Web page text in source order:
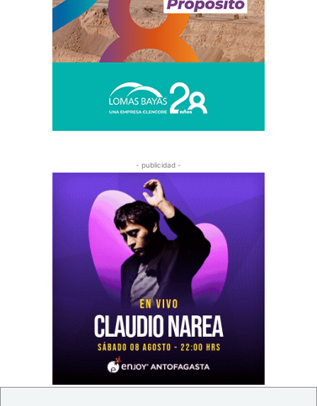
- publicidad -